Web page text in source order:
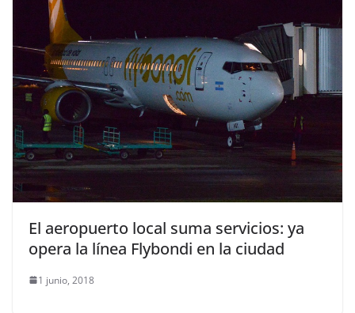
El aeropuerto local suma servicios: ya
opera la línea Flybondi en la ciudad
1 junio, 2018